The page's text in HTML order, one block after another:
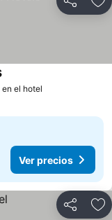
Compartir
el hotel
Ver precios
Ver precios
Compartir